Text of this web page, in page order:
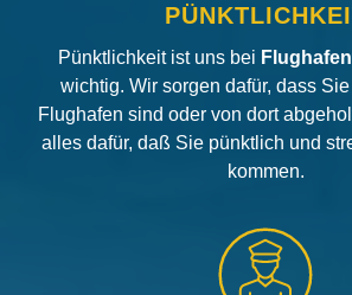
Pünktlichkeit ist uns bei
wichtig. Wir sorgen dafür, dass
Flughafen sind oder von dort
alles dafür, daß Sie pünktlich und
kommen.